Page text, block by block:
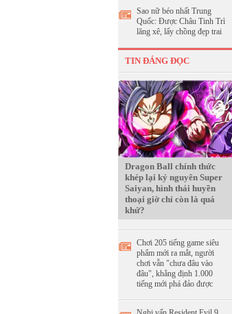
Sao nữ béo nhất Trung
Quốc: Được Châu Tinh Trì
lăng xê, lấy chồng đẹp trai
TIN ĐÁNG ĐỌC
Dragon Ball chính thức
khép lại kỷ nguyên Super
Saiyan, hình thái huyền
thoại giờ chỉ còn là quá
khứ?
Chơi 205 tiếng game siêu
phẩm mới ra mắt, người
chơi vẫn "chưa đâu vào
đâu", khẳng định 1.000
tiếng mới phá đảo được